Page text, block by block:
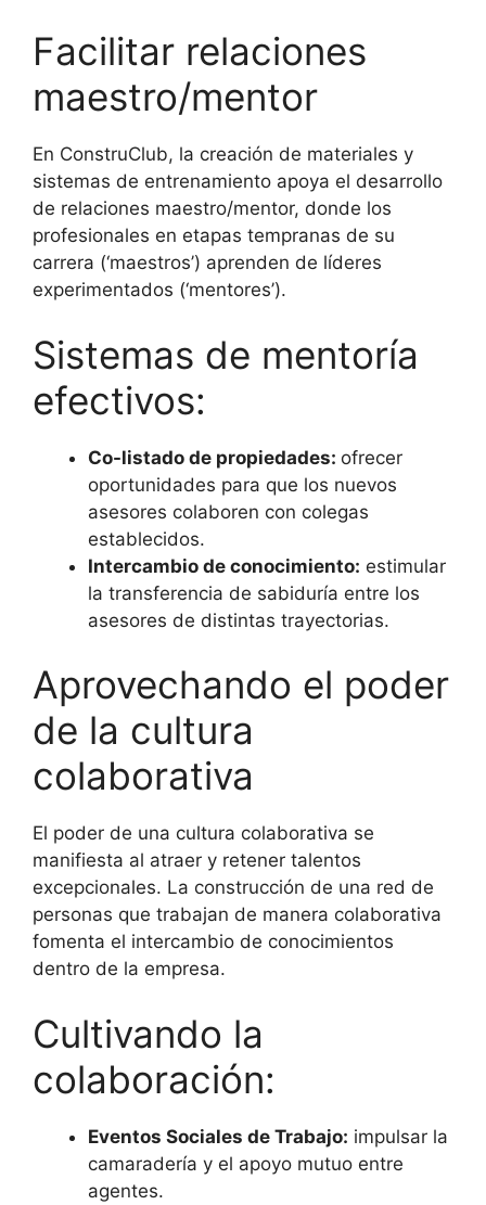
Facilitar relaciones
maestro/mentor
En ConstruClub, la creación de materiales y
sistemas de entrenamiento apoya el desarrollo
de relaciones maestro/mentor, donde los
profesionales en etapas tempranas de su
carrera (‘maestros’) aprenden de líderes
experimentados (‘mentores’).
Sistemas de mentoría
efectivos:
Co-listado de propiedades: ofrecer
oportunidades para que los nuevos
asesores colaboren con colegas
establecidos.
Intercambio de conocimiento: estimular
la transferencia de sabiduría entre los
asesores de distintas trayectorias.
Aprovechando el poder
de la cultura
colaborativa
El poder de una cultura colaborativa se
manifiesta al atraer y retener talentos
excepcionales. La construcción de una red de
personas que trabajan de manera colaborativa
fomenta el intercambio de conocimientos
dentro de la empresa.
Cultivando la
colaboración:
Eventos Sociales de Trabajo: impulsar la
camaradería y el apoyo mutuo entre
agentes.